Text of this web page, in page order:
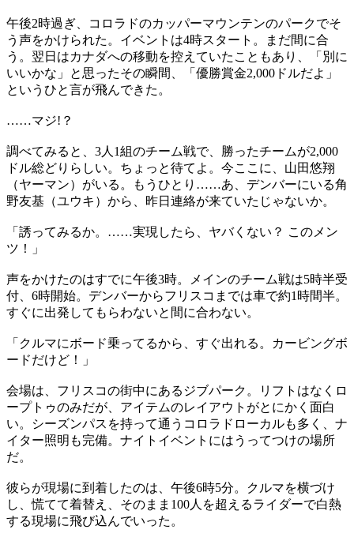
午後2時過ぎ、コロラドのカッパーマウンテンのパークでそ
う声をかけられた。イベントは4時スタート。まだ間に合
う。翌日はカナダへの移動を控えていたこともあり、「別に
いいかな」と思ったその瞬間、「優勝賞金2,000ドルだよ」
というひと言が飛んできた。
……マジ!？
調べてみると、3人1組のチーム戦で、勝ったチームが2,000
ドル総どりらしい。ちょっと待てよ。今ここに、山田悠翔
（ヤーマン）がいる。もうひとり……あ、デンバーにいる角
野友基（ユウキ）から、昨日連絡が来ていたじゃないか。
「誘ってみるか。……実現したら、ヤバくない？ このメン
ツ！」
声をかけたのはすでに午後3時。メインのチーム戦は5時半受
付、6時開始。デンバーからフリスコまでは車で約1時間半。
すぐに出発してもらわないと間に合わない。
「クルマにボード乗ってるから、すぐ出れる。カービングボ
ードだけど！」
会場は、フリスコの街中にあるジブパーク。リフトはなくロ
ープトゥのみだが、アイテムのレイアウトがとにかく面白
い。シーズンパスを持って通うコロラドローカルも多く、ナ
イター照明も完備。ナイトイベントにはうってつけの場所
だ。
彼らが現場に到着したのは、午後6時5分。クルマを横づけ
し、慌てて着替え、そのまま100人を超えるライダーで白熱
する現場に飛び込んでいった。